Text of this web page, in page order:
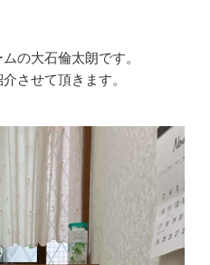
の大石倫太朗です。
させて頂きます。